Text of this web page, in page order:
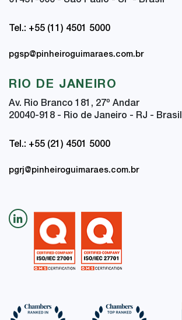
Tel.: +55 (11) 4501 5000
pgsp@pinheiroguimaraes.com.br
RIO DE JANEIRO
Av. Rio Branco 181, 27º Andar
20040-918 - Rio de Janeiro - RJ - Brasil
Tel.: +55 (21) 4501 5000
pgrj@pinheiroguimaraes.com.br